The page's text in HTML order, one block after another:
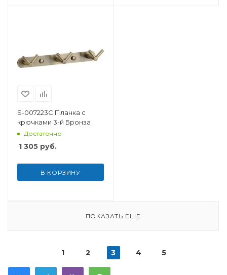
S-007223C Планка с
крючками 3-й Бронза
Достаточно
1 305 руб.
В КОРЗИНУ
ПОКАЗАТЬ ЕЩЕ
1 2 3 4 5